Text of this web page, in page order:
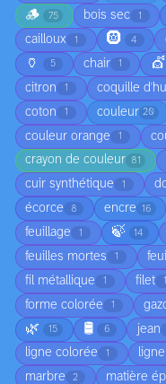
🪵 75 bois sec 1
cailloux 1 🛞 4
🏺 5 chair 1 💇
citron 1 coquille
coton 1 couleur 20
couleur orange 1
crayon de couleur 81
cuir synthétique 1
écorce 8 encre 16
feuillage 1 🍃 14
feuilles mortes 1
fil métallique 1 filet 1
forme colorée 1
🌿 15 🛢️ 6 jean
ligne colorée 1
marbre 2 matière